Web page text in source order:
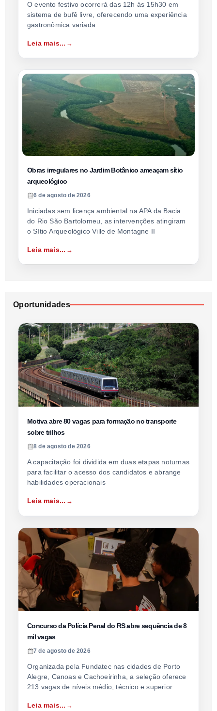
O evento festivo ocorrerá das 12h às 15h30 em
sistema de bufê livre, oferecendo uma experiência
gastronômica variada
Leia mais...
Obras irregulares no Jardim Botânico ameaçam sítio
arqueológico
6 de agosto de 2026
Iniciadas sem licença ambiental na APA da Bacia
do Rio São Bartolomeu, as intervenções atingiram
o Sítio Arqueológico Ville de Montagne II
Leia mais...
Oportunidades
Motiva abre 80 vagas para formação no transporte
sobre trilhos
8 de agosto de 2026
A capacitação foi dividida em duas etapas noturnas
para facilitar o acesso dos candidatos e abrange
habilidades operacionais
Leia mais...
Concurso da Polícia Penal do RS abre sequência de 8
mil vagas
7 de agosto de 2026
Organizada pela Fundatec nas cidades de Porto
Alegre, Canoas e Cachoeirinha, a seleção oferece
213 vagas de níveis médio, técnico e superior
Leia mais...